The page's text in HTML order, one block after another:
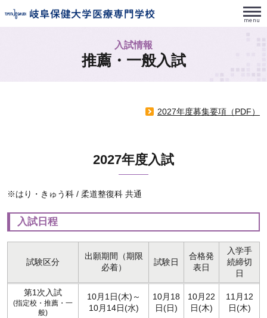
入試情報
推薦・一般入試
2027年度募集要項（PDF）
2027年度入試
※はり・きゅう科 / 柔道整復科 共通
入試日程
試験区分
出願期間（期限
必着）
試験日
合格発
表日
入学手
続締切
日
第1次入試
(指定校・推薦・一
般)
10月1日(木)～
10月14日(水)
10月18
日(日)
10月22
日(木)
11月12
日(木)